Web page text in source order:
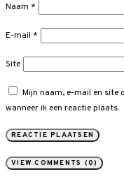
Naam *
E-mail *
Site
Mijn naam, e-mail en site
wanneer ik een reactie plaats.
VIEW COMMENTS (0)